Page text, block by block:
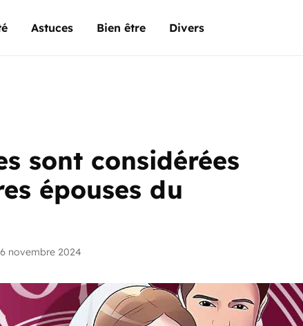
Astuces Bien être Divers
sont considérées
épouses du
novembre 2024